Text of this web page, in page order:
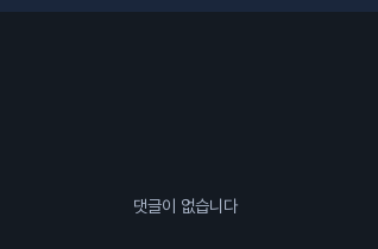
댓글이 없습니다